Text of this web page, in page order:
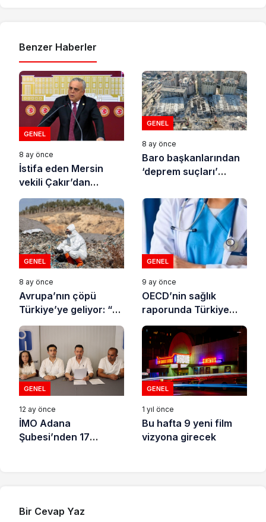
Benzer Haberler
GENEL
8 ay önce
İstifa eden Mersin
vekili Çakır’dan
açıklama: “Yörük
çocuğu, suçlanan
adamların önüne gelip
ifade vermez”
GENEL
8 ay önce
Baro başkanlarından
‘deprem suçları’
GENEL
8 ay önce
Avrupa’nın çöpü
Türkiye’ye geliyor: “10
yılda on milyonlarca
atık ihracı”
GENEL
9 ay önce
OECD’nin sağlık
raporunda Türkiye
sonuncu oldu
GENEL
12 ay önce
İMO Adana
Şubesi’nden 17
GENEL
1 yıl önce
Bu hafta 9 yeni film
vizyona girecek
Bir Cevap Yaz